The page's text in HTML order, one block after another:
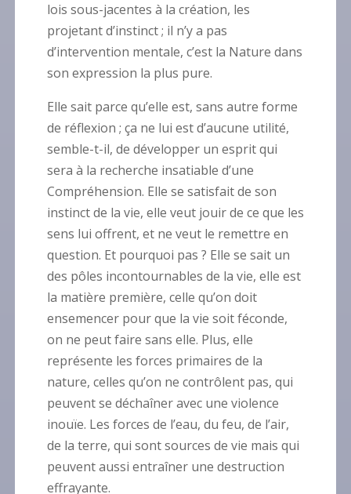
lois sous-jacentes à la création, les
projetant d’instinct ; il n’y a pas
d’intervention mentale, c’est la Nature dans
son expression la plus pure.
Elle sait parce qu’elle est, sans autre forme
de réflexion ; ça ne lui est d’aucune utilité,
semble-t-il, de développer un esprit qui
sera à la recherche insatiable d’une
Compréhension. Elle se satisfait de son
instinct de la vie, elle veut jouir de ce que les
sens lui offrent, et ne veut le remettre en
question. Et pourquoi pas ? Elle se sait un
des pôles incontournables de la vie, elle est
la matière première, celle qu’on doit
ensemencer pour que la vie soit féconde,
on ne peut faire sans elle. Plus, elle
représente les forces primaires de la
nature, celles qu’on ne contrôlent pas, qui
peuvent se déchaîner avec une violence
inouïe. Les forces de l’eau, du feu, de l’air,
de la terre, qui sont sources de vie mais qui
peuvent aussi entraîner une destruction
effrayante.